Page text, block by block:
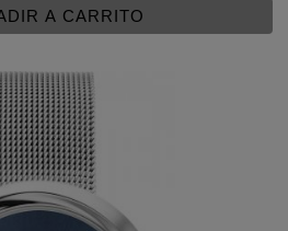
A CARRITO